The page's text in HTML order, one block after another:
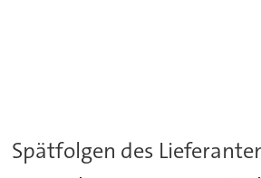
Spätfolgen des